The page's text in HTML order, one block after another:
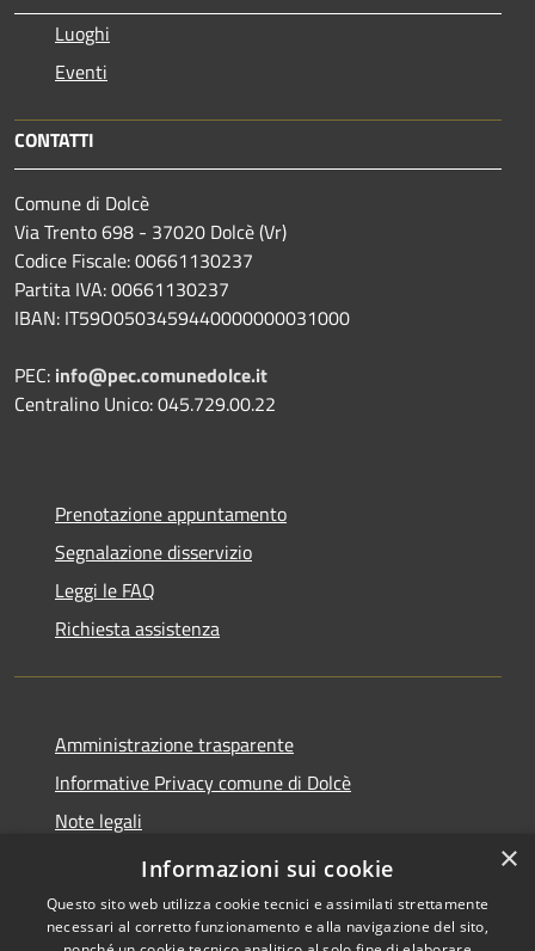
Luoghi
Eventi
CONTATTI
Comune di Dolcè
Via Trento 698 - 37020 Dolcè (Vr)
Codice Fiscale: 00661130237
Partita IVA: 00661130237
IBAN: IT59O0503459440000000031000
PEC: info@pec.comunedolce.it
Centralino Unico: 045.729.00.22
Prenotazione appuntamento
Segnalazione disservizio
Leggi le FAQ
Richiesta assistenza
Amministrazione trasparente
Informative Privacy comune di Dolcè
Note legali
Dichiarazione di accessibilità
×
Informazioni sui cookie
Questo sito web utilizza cookie tecnici e assimilati strettamente
necessari al corretto funzionamento e alla navigazione del sito,